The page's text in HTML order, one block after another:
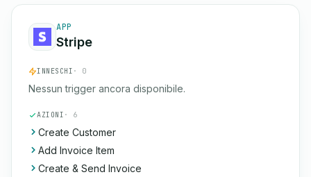
APP
Stripe
INNESCHI · 0
Nessun trigger ancora disponibile.
AZIONI · 6
Create Customer
Add Invoice Item
Create & Send Invoice